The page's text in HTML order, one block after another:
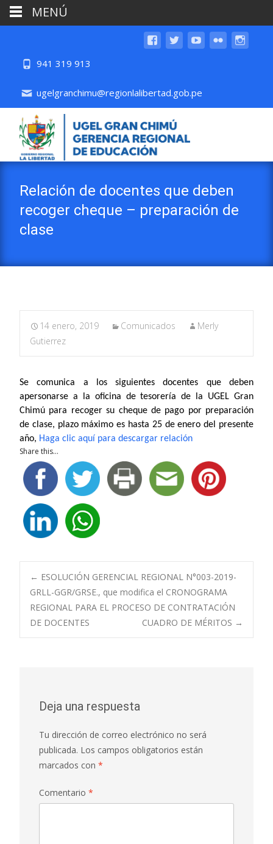
941 319 913
ugelgranchimu@regionlalibertad.gob.pe
Relación de docentes que deben
recoger cheque – preparación de
clase
14 enero, 2019 Comunicados
Merly
Gutierrez
Se comunica a los siguientes docentes que deben
apersonarse a la oficina de tesorería de la UGEL Gran
Chimú para recoger su cheque de pago por preparación
de clase, plazo máximo es hasta 25 de enero del presente
año, Haga clic aquí para descargar relación
Share this...
Navegación
de
← ESOLUCIÓN GERENCIAL REGIONAL N°003-2019-
GRLL-GGR/GRSE., que modifica el CRONOGRAMA
REGIONAL PARA EL PROCESO DE CONTRATACIÓN
DE DOCENTES
CUADRO DE MÉRITOS →
Deja una respuesta
Tu dirección de correo electrónico no será
publicada. Los campos obligatorios están
marcados con *
Comentario *
MENÚ